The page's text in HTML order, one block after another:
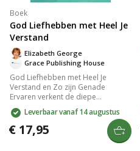
Boek
God Liefhebben met Heel Je
Verstand
Grace Publishing House
Elizabeth George
God Liefhebben met Heel Je
Verstand en Zo zijn Genade
Ervaren verkent de diepe
verbinding tussen geloof en
verstand. Dit boek biedt inzichten
in hoe je met je geheel kunt
liefhebben en de betekenis van
genade kunt ervaren. Het biedt
Leverbaar vanaf 14 augustus
€ 17,95